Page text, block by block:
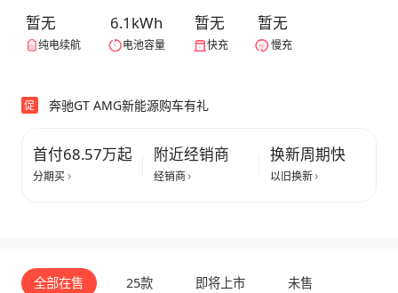
暂无
纯电续航
6.1kWh
电池容量
暂无
快充
暂无
慢充
促 奔驰GT AMG新能源购车有礼
首付68.57万起
分期买
附近经销商
经销商
换新周期快
以旧换新
全部在售 25款 即将上市 未售